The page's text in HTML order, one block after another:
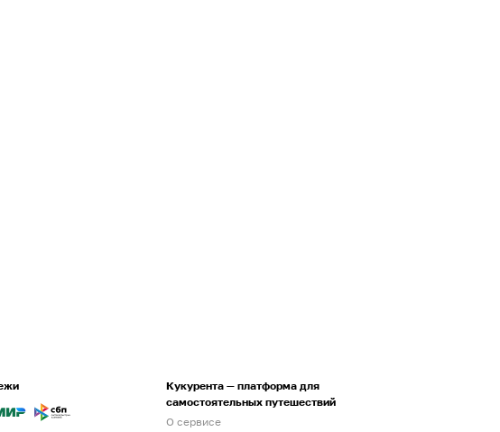
Кукурента — платформа для
самостоятельных путешествий
О сервисе